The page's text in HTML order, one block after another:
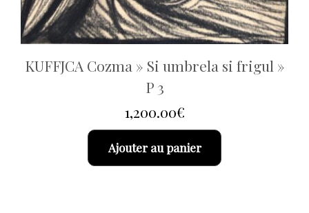
KUFFJCA Cozma » Si umbrela si frigul »
P 3
1,200.00€
Ajouter au panier